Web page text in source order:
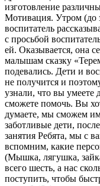
изготовление
Мотивация. Утром (до
воспитатель
с просьбой
ей. Оказывается, она
малышам сказку
подевались. Дети и
не получится и
узнали, что вы умеете
сможете помочь. Вы
думаете, мы сможем
заботливые дети,
занятия Ребята, мы с
вспомним, какие
(Мышка, лягушка,
всего шесть, а нас
поступить, чтобы